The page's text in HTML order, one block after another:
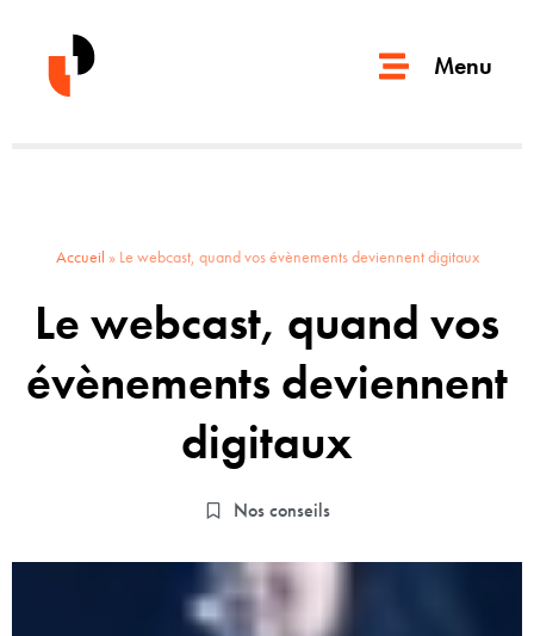
Menu
Accueil » Le webcast, quand vos évènements deviennent digitaux
Le webcast, quand vos
évènements deviennent
digitaux
Nos conseils